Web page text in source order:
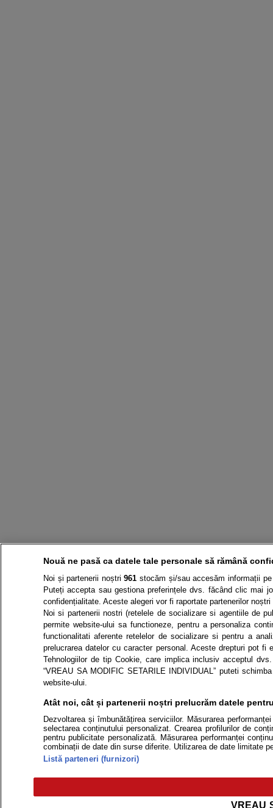
Nouă ne pasă ca datele tale personale să rămână
Noi și partenerii noștri961 stocăm și/sau accesăm informații
Puteți accepta sau gestiona preferințele dvs. făcând clic mai
confidențialitate. Aceste alegeri vor fi raportate partenerilor
Noi si partenerii nostri (retelele de socializare si agentiile de
permite website-ului sa functioneze, pentru a personaliza
functionalitati aferente retelelor de socializare si pentru a
prelucrarea datelor cu caracter personal. Aceste drepturi pot
Tehnologiilor de tip Cookie, care implica inclusiv acceptul
“VREAU SA MODIFIC SETARILE INDIVIDUAL” puteti
website-ului.
Atât noi, cât și partenerii noștri prelucrăm datele
Dezvoltarea și îmbunătățirea serviciilor. Măsurarea
selectarea conținutului personalizat. Crearea profilurilor de
pentru publicitate personalizată. Măsurarea performanței
combinații de date din surse diferite. Utilizarea de date limitate
Listă parteneri (furnizori)
VREAU